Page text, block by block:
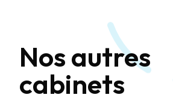
Nos autres
cabinets